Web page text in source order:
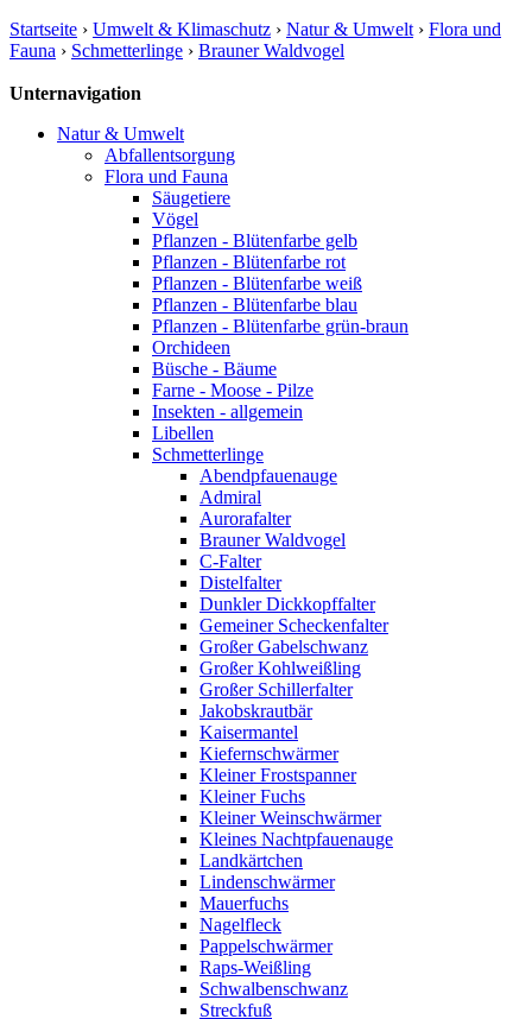
Startseite › Umwelt & Klimaschutz › Natur & Umwelt › Flora und
Fauna › Schmetterlinge › Brauner Waldvogel
Unternavigation
Natur & Umwelt
Abfallentsorgung
Flora und Fauna
Säugetiere
Vögel
Pflanzen - Blütenfarbe gelb
Pflanzen - Blütenfarbe rot
Pflanzen - Blütenfarbe weiß
Pflanzen - Blütenfarbe blau
Pflanzen - Blütenfarbe grün-braun
Orchideen
Büsche - Bäume
Farne - Moose - Pilze
Insekten - allgemein
Libellen
Schmetterlinge
Abendpfauenauge
Admiral
Aurorafalter
Brauner Waldvogel
C-Falter
Distelfalter
Dunkler Dickkopffalter
Gemeiner Scheckenfalter
Großer Gabelschwanz
Großer Kohlweißling
Großer Schillerfalter
Jakobskrautbär
Kaisermantel
Kiefernschwärmer
Kleiner Frostspanner
Kleiner Fuchs
Kleiner Weinschwärmer
Kleines Nachtpfauenauge
Landkärtchen
Lindenschwärmer
Mauerfuchs
Nagelfleck
Pappelschwärmer
Raps-Weißling
Schwalbenschwanz
Streckfuß